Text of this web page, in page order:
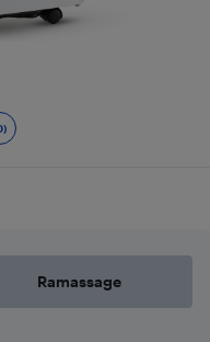
Ramassage